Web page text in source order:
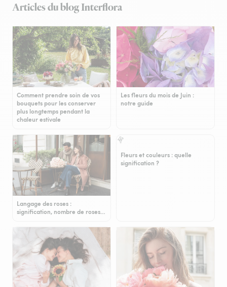
Articles du blog Interflora
Comment prendre soin de vos
bouquets pour les conserver
plus longtemps pendant la
chaleur estivale
Les fleurs du mois de Juin :
notre guide
Langage des roses :
signification, nombre de roses…
Fleurs et couleurs : quelle
signification ?